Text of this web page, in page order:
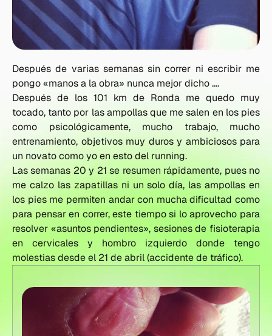
Después de varias semanas sin correr ni escribir me
pongo «manos a la obra» nunca mejor dicho ….
Después de los 101 km de Ronda me quedo muy
tocado, tanto por las ampollas que me salen en los pies
como psicológicamente, mucho trabajo, mucho
entrenamiento, objetivos muy duros y ambiciosos para
un novato como yo en esto del running.
Las semanas 20 y 21 se resumen rápidamente, pues no
me calzo las zapatillas ni un solo día, las ampollas en
los pies me permiten andar con mucha dificultad como
para pensar en correr, este tiempo si lo aprovecho para
resolver «asuntos pendientes», sesiones de fisioterapia
en cervicales y hombro izquierdo donde tengo
molestias desde el 21 de abril (accidente de tráfico).